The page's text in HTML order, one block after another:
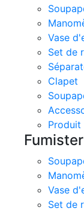
Vase
Set de
Clapet
Produit
Vase
Set de